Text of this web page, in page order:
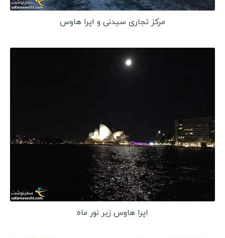
مرکز تجاری سیدنی و اپرا هاوس
اپرا هاوس زیر نور ماه